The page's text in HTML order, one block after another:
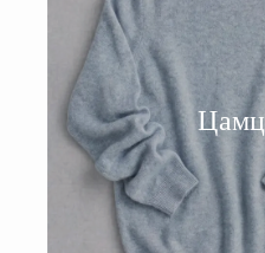
Цамц